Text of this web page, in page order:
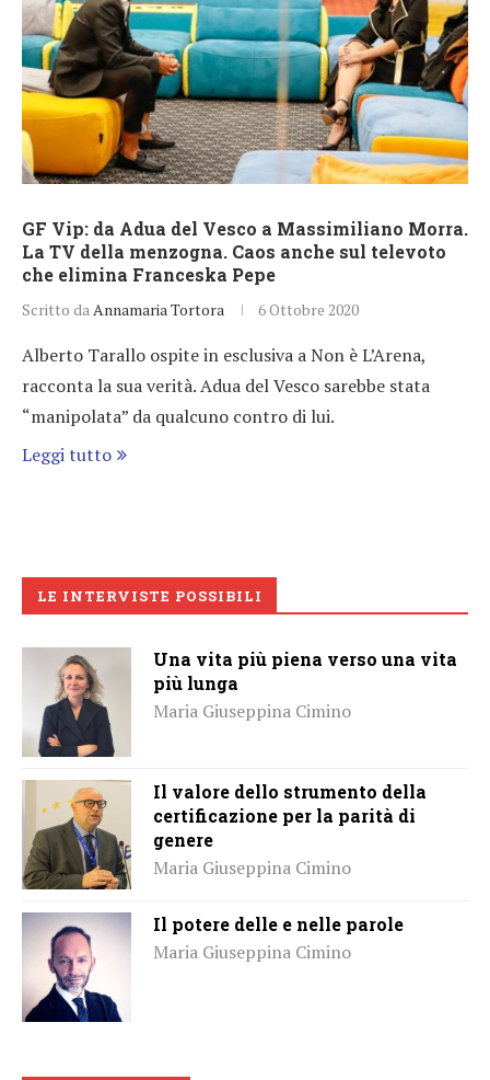
GF Vip: da Adua del Vesco a Massimiliano Morra.
La TV della menzogna. Caos anche sul televoto
che elimina Franceska Pepe
Scritto da Annamaria Tortora 6 Ottobre 2020
Alberto Tarallo ospite in esclusiva a Non è L’Arena,
racconta la sua verità. Adua del Vesco sarebbe stata
“manipolata” da qualcuno contro di lui.
Leggi tutto
LE INTERVISTE POSSIBILI
Una vita più piena verso una vita
più lunga
Maria Giuseppina Cimino
Il valore dello strumento della
certificazione per la parità di
genere
Maria Giuseppina Cimino
Il potere delle e nelle parole
Maria Giuseppina Cimino